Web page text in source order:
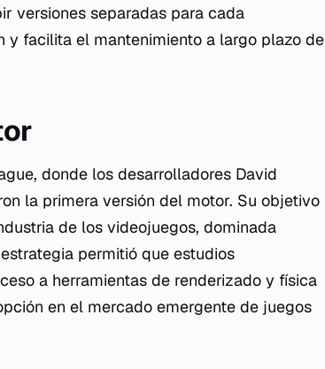
versiones separadas para cada
facilita el mantenimiento a largo plazo de
donde los desarrolladores David
la primera versión del motor. Su objetivo
de los videojuegos, dominada
permitió que estudios
a herramientas de renderizado y física
en el mercado emergente de juegos